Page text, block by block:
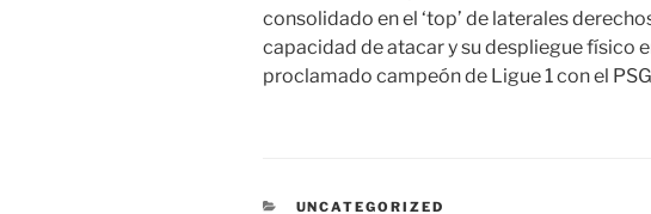
consolidado en el ‘top’ de laterales
capacidad de atacar y su despliegue físico
proclamado campeón de Ligue 1 con el
CATEGORÍAS
UNCATEGORIZED